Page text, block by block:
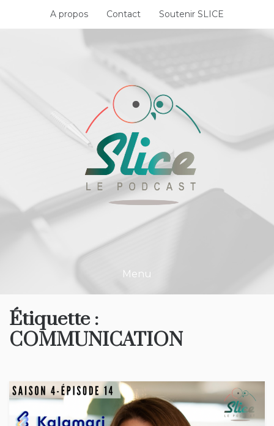
A propos Contact Soutenir SLICE
Menu
Étiquette :
COMMUNICATION